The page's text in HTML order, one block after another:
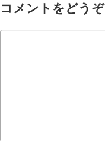
コメントをどうぞ